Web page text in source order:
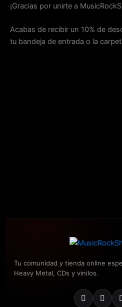
contenido
¡Gracias por unirte a
Acabas de recibir un 10% de
tu bandeja de entrada o la
Tu comunidad y tienda online
Heavy Metal, CDs y vinilos.